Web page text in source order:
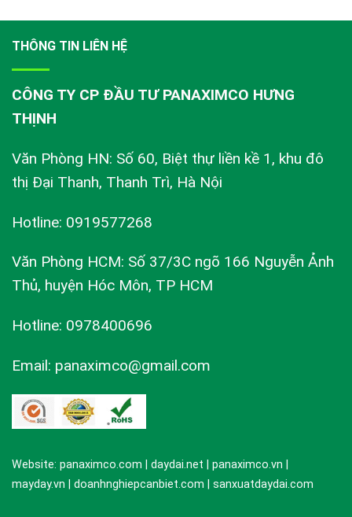
THÔNG TIN LIÊN HỆ
CÔNG TY CP ĐẦU TƯ PANAXIMCO HƯNG
THỊNH
Văn Phòng HN: Số 60, Biệt thự liền kề 1, khu đô
thị Đại Thanh, Thanh Trì, Hà Nội
Hotline: 0919577268
Văn Phòng HCM: Số 37/3C ngõ 166 Nguyễn Ảnh
Thủ, huyện Hóc Môn, TP HCM
Hotline: 0978400696
Email: panaximco@gmail.com
Website: panaximco.com | daydai.net | panaximco.vn |
mayday.vn | doanhnghiepcanbiet.com | sanxuatdaydai.com